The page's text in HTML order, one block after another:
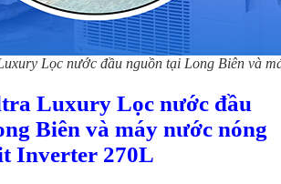
Lọc nước đầu nguồn tại Long Biên và
Luxury Lọc nước đầu
Biên và máy nước nóng
Inverter 270L